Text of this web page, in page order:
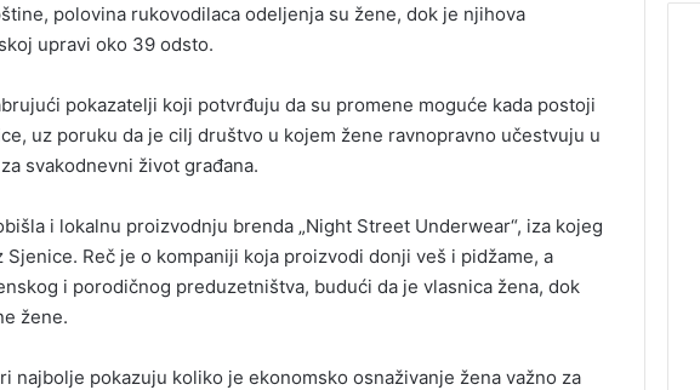
polovina rukovodilaca odeljenja su žene, dok je njihova
upravi oko 39 odsto.
pokazatelji koji potvrđuju da su promene moguće kada postoji
uz poruku da je cilj društvo u kojem žene ravnopravno učestvuju u
svakodnevni život građana.
i lokalnu proizvodnju brenda „Night Street Underwear“, iza kojeg
Reč je o kompaniji koja proizvodi donji veš i pidžame, a
i porodičnog preduzetništva, budući da je vlasnica žena, dok
žene.
najbolje pokazuju koliko je ekonomsko osnaživanje žena važno za